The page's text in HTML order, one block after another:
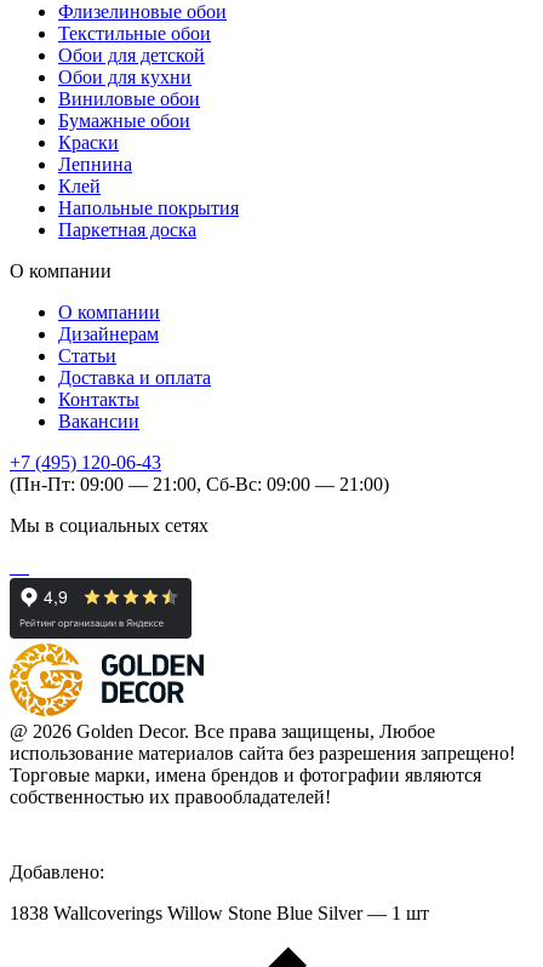
Флизелиновые обои
Текстильные обои
Обои для детской
Обои для кухни
Виниловые обои
Бумажные обои
Краски
Лепнина
Клей
Напольные покрытия
Паркетная доска
О компании
О компании
Дизайнерам
Статьи
Доставка и оплата
Контакты
Вакансии
+7 (495) 120-06-43
(Пн-Пт: 09:00 — 21:00, Сб-Вс: 09:00 — 21:00)
Мы в социальных сетях
@ 2026 Golden Decor. Все права защищены, Любое
использование материалов сайта без разрешения запрещено!
Торговые марки, имена брендов и фотографии являются
собственностью их правообладателей!
Добавлено:
1838 Wallcoverings Willow Stone Blue Silver — 1 шт